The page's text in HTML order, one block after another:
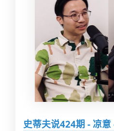
史蒂夫说424期 - 凉